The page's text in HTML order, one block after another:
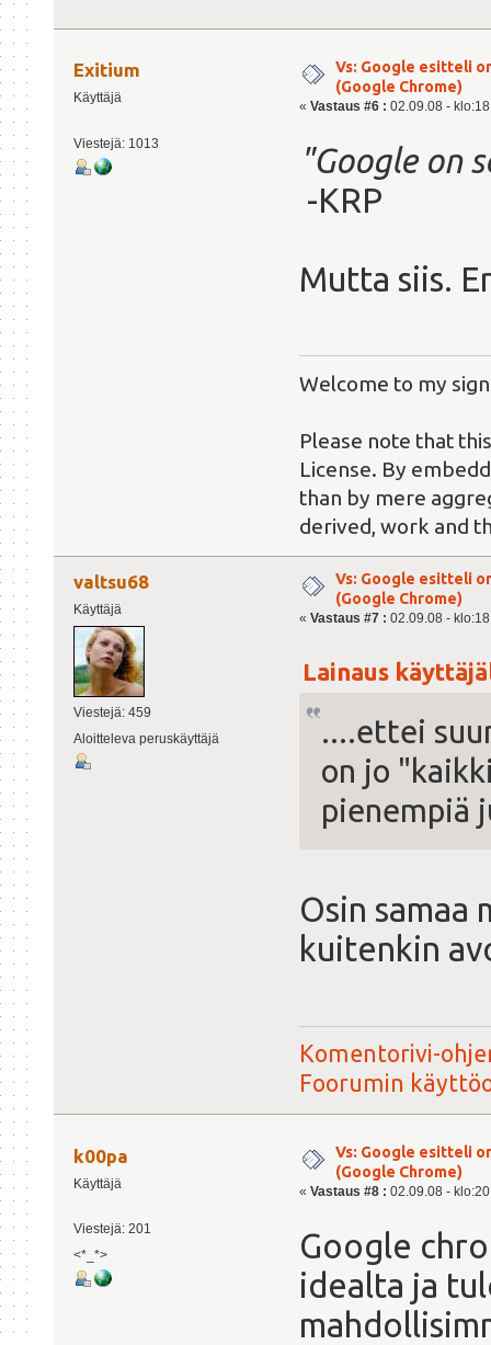
Exitium
Käyttäjä
Viestejä: 1013
Vs: Google esitteli
(Google Chrome)
« Vastaus #6 : 02.09.08 -
"Google on
-KRP
Mutta siis.
Welcome to my
Please note that
License. By
than by mere
derived, work and
valtsu68
Käyttäjä
Viestejä: 459
Aloitteleva peruskäyttäjä
Vs: Google esitteli
(Google Chrome)
« Vastaus #7 : 02.09.08 -
Lainaus
....ettei
on jo
pienempiä
Osin
kuitenkin
Komentorivi-
Foorumin
k00pa
Käyttäjä
Viestejä: 201
<*_*>
Vs: Google esitteli
(Google Chrome)
« Vastaus #8 : 02.09.08 -
Google
idealta ja